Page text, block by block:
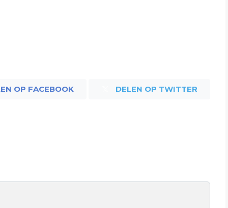
OP FACEBOOK DELEN OP TWITTER